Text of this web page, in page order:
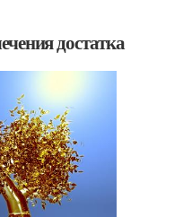
достатка